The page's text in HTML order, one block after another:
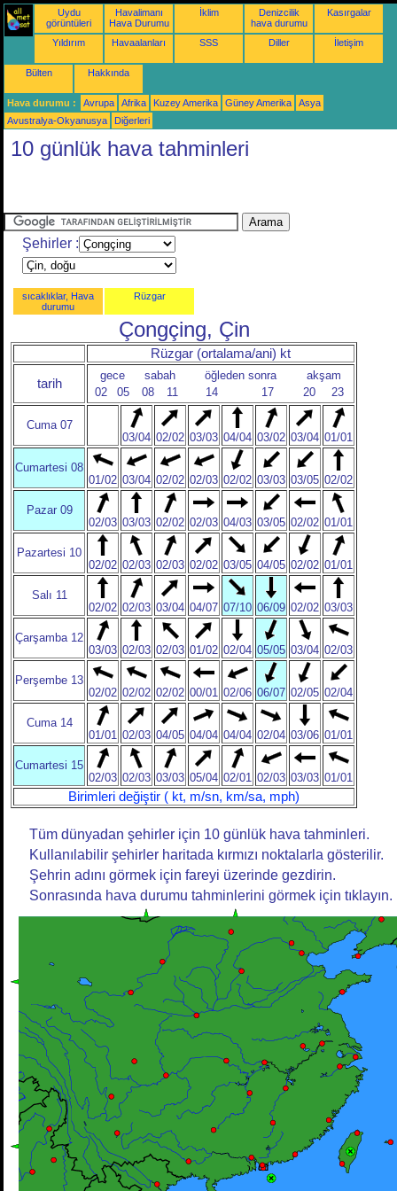
Uydu
görüntüleri
Havalimanı
Hava Durumu
İklim
Denizcilik
hava durumu
Kasırgalar
Yıldırım Havaalanları SSS Diller İletişim
Bülten Hakkında
Hava durumu : Avrupa Afrika Kuzey Amerika Güney Amerika
Asya
Avustralya-Okyanusya
Diğerleri
10 günlük hava tahminleri
Şehirler :
sıcaklıklar, Hava
durumu
Rüzgar
Çongçing, Çin
Rüzgar (ortalama/ani) kt
tarih
gece sabah öğleden sonra
akşam
02
05 08 11 14 17 20 23
Cuma 07
03/04 02/02 03/03 04/04 03/02 03/04 01/01
Cumartesi 08
01/02 03/04 02/02 02/03 02/02 03/03 03/05 02/02
Pazar 09
02/03 03/03 02/02 02/03 04/03 03/05 02/02 01/01
Pazartesi 10
02/02 02/03 02/03 02/02 03/05 04/05 02/02 01/01
Salı 11
02/02 02/03 03/04 04/07 07/10 06/09 02/02 03/03
Çarşamba 12
03/03 02/03 02/03 01/02 02/04 05/05 03/04 02/03
Perşembe 13
02/02 02/02 02/02 00/01 02/06 06/07 02/05 02/04
Cuma 14
01/01 02/03 04/05 04/04 04/04 02/04 03/06 01/01
Cumartesi 15
02/03 02/03 03/03 05/04 02/01 02/03 03/03 01/01
Birimleri değiştir ( kt, m/sn, km/sa, mph)
Tüm dünyadan şehirler için 10 günlük hava tahminleri.
Kullanılabilir şehirler haritada kırmızı noktalarla gösterilir.
Şehrin adını görmek için fareyi üzerinde gezdirin.
Sonrasında hava durumu tahminlerini görmek için tıklayın.